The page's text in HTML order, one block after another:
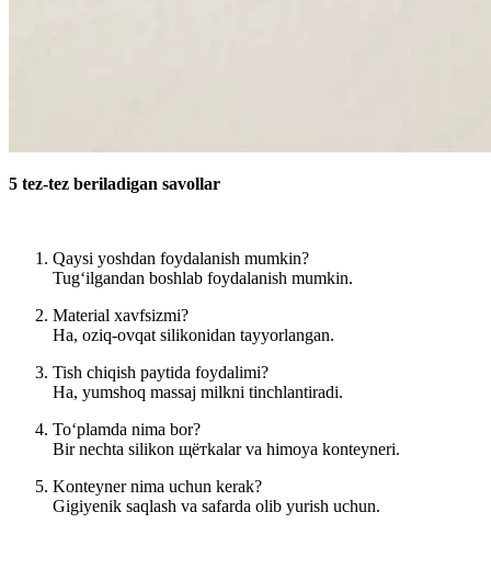
5 tez-tez beriladigan savollar
Qaysi yoshdan foydalanish mumkin?
Tug‘ilgandan boshlab foydalanish mumkin.
Material xavfsizmi?
Ha, oziq-ovqat silikonidan tayyorlangan.
Tish chiqish paytida foydalimi?
Ha, yumshoq massaj milkni tinchlantiradi.
To‘plamda nima bor?
Bir nechta silikon щётkalar va himoya konteyneri.
Konteyner nima uchun kerak?
Gigiyenik saqlash va safarda olib yurish uchun.